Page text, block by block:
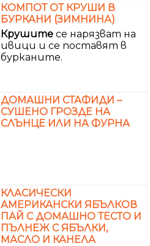
КОМПОТ ОТ КРУШИ В
БУРКАНИ (ЗИМНИНА)
Крушите се нарязват на
ивици и се поставят в
бурканите.
ДОМАШНИ СТАФИДИ –
СУШЕНО ГРОЗДЕ НА
СЛЪНЦЕ ИЛИ НА ФУРНА
КЛАСИЧЕСКИ
АМЕРИКАНСКИ ЯБЪЛКОВ
ПАЙ С ДОМАШНО ТЕСТО И
ПЪЛНЕЖ С ЯБЪЛКИ,
МАСЛО И КАНЕЛА